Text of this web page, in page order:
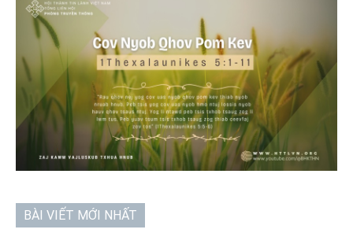
BÀI VIẾT MỚI NHẤT